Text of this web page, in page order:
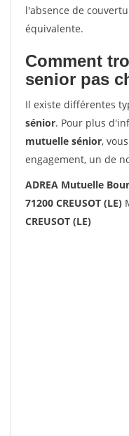
l'absence de
équivalente.
Comment
senior pas
Il existe différentes
sénior. Pour plus
mutuelle sénior,
engagement, un de
ADREA Mutuelle
71200 CREUSOT (LE)
CREUSOT (LE)